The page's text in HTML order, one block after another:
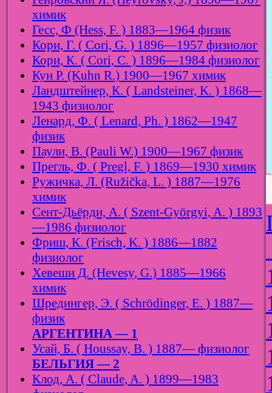
химик
Гесс, Ф (Hess, F. ) 1883—1964 физик
Кори, Г. ( Cori, G. ) 1896—1957 физиолог
Кори, К. ( Cori, C. ) 1896—1984 физиолог
Кун Р. (Kuhn R.) 1900—1967 химик
Ландштейнер, К. ( Landsteiner, K. ) 1868—
1943 физиолог
Ленард, Ф. ( Lenard, Ph. ) 1862—1947
физик
Паули, В. (Pauli W.) 1900—1967 физик
Прегль, Ф. ( Pregl, F. ) 1869—1930 химик
Ружичка, Л. (Ružička, L. ) 1887—1976
химик
Сент-Дьёрди, А. ( Szent-Györgyi, A. ) 1893
—1986 физиолог
Фриш, К. (Frisch, K. ) 1886—1882
физиолог
Хевеши Д. (Hevesy, G.) 1885—1966
химик
Шредингер, Э. ( Schrödinger, E. ) 1887—
физик
АРГЕНТИНА — 1
Усай, Б. ( Houssay, B. ) 1887— физиолог
БЕЛЬГИЯ — 2
Клод, А. ( Claude, A. ) 1899—1983